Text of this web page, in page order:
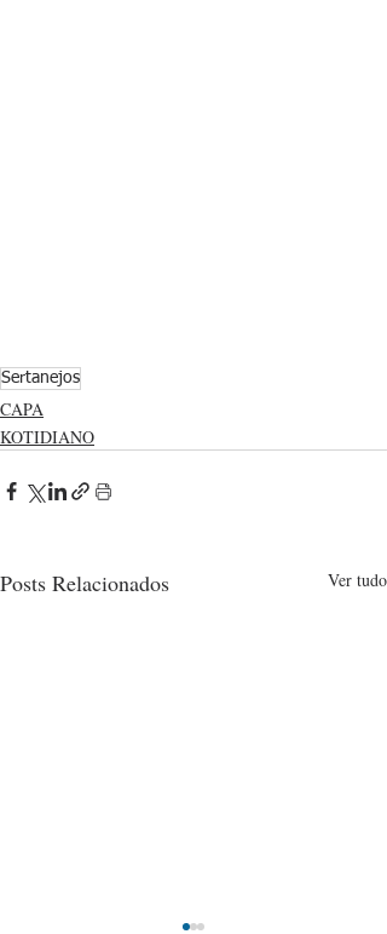
Sertanejos
CAPA
KOTIDIANO
Posts Relacionados Ver tudo